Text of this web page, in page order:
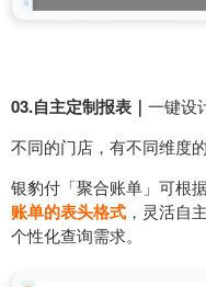
03.自主定制报表｜ 一键设
不同的门店，有不同维度
银豹付「聚合账单」可根
账单的表头格式 ，灵活自
个性化查询需求。